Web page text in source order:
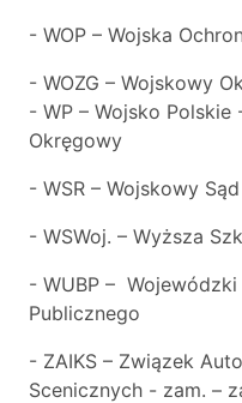
- WOP – Wojska
- WOZG – Wojskowy
- WP – Wojsko Polskie
Okręgowy
- WSR – Wojskowy
- WSWoj. – Wyższa
- WUBP –
Publicznego
- ZAIKS – Związek
Scenicznych - zam. –